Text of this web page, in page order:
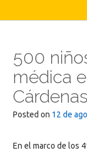
500
médica
Cárdenas
Posted on 12 de
En el marco de los